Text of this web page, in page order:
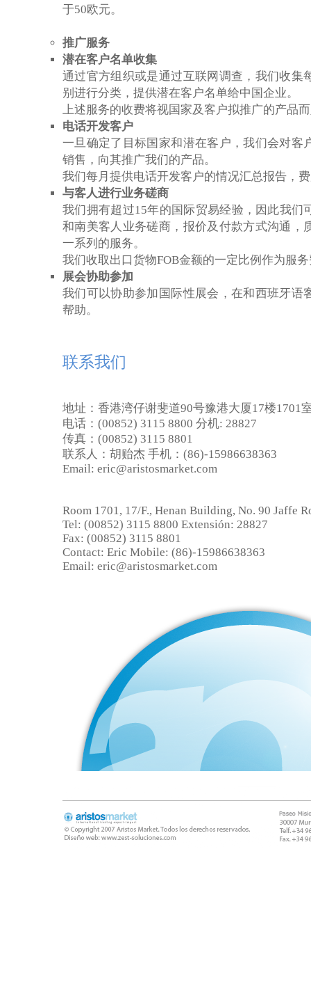
于50欧元。
推广服务
潜在客户名单收集
通过官方组织或是通过互联网调查，我们收集
别进行分类，提供潜在客户名单给中国企业。
上述服务的收费将视国家及客户拟推广的产品
电话开发客户
一旦确定了目标国家和潜在客户，我们会对客
销售，向其推广我们的产品。
我们每月提供电话开发客户的情况汇总报告，
与客人进行业务磋商
我们拥有超过15年的国际贸易经验，因此我们
和南美客人业务磋商，报价及付款方式沟通，
一系列的服务。
我们收取出口货物FOB金额的一定比例作为服
展会协助参加
我们可以协助参加国际性展会，在和西班牙语
帮助。
联系我们
地址：香港湾仔谢斐道90号豫港大厦17楼1701
电话：(00852) 3115 8800 分机: 28827
传真：(00852) 3115 8801
联系人：胡贻杰 手机：(86)-15986638363
Email: eric@aristosmarket.com
Room 1701, 17/F., Henan Building, No. 90 Jaffe
Tel: (00852) 3115 8800 Extensión: 28827
Fax: (00852) 3115 8801
Contact: Eric Mobile: (86)-15986638363
Email: eric@aristosmarket.com